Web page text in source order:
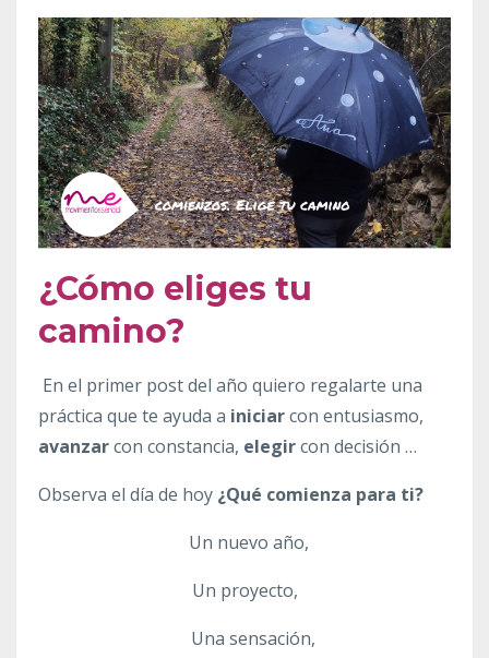
¿Cómo eliges tu
camino?
En el primer post del año quiero regalarte una
práctica que te ayuda a iniciarcon entusiasmo,
avanzarcon constancia, elegircon decisión …
Observa el día de hoy ¿Qué comienza para ti?
Un nuevo año,
Un proyecto,
Una sensación,